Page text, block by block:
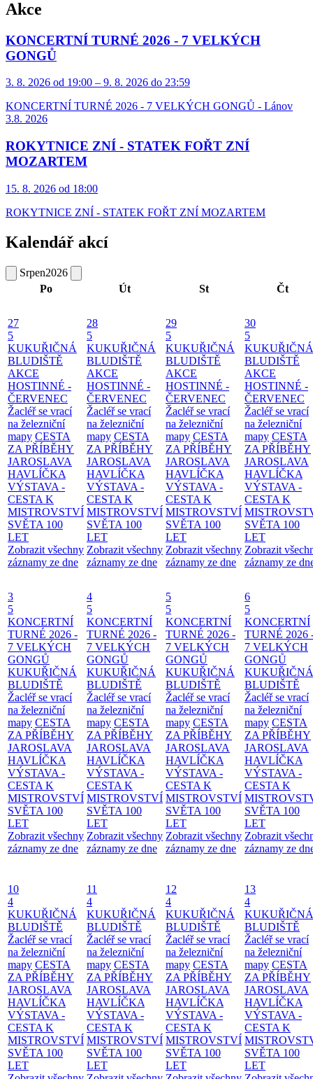
Akce
KONCERTNÍ TURNÉ 2026 - 7 VELKÝCH
GONGŮ
3. 8. 2026 od 19:00 – 9. 8. 2026 do 23:59
KONCERTNÍ TURNÉ 2026 - 7 VELKÝCH GONGŮ - Lánov
3.8. 2026
ROKYTNICE ZNÍ - STATEK FOŘT ZNÍ
MOZARTEM
15. 8. 2026 od 18:00
ROKYTNICE ZNÍ - STATEK FOŘT ZNÍ MOZARTEM
Kalendář akcí
Srpen2026
Po
Út St Čt
27
5
KUKUŘIČNÁ
BLUDIŠTĚ
AKCE
HOSTINNÉ -
ČERVENEC
Žacléř se vrací
na železniční
mapy CESTA
ZA PŘÍBĚHY
JAROSLAVA
HAVLÍČKA
VÝSTAVA -
CESTA K
MISTROVSTVÍ
SVĚTA 100
LET
Zobrazit všechny
záznamy ze dne
28
5
KUKUŘIČNÁ
BLUDIŠTĚ
AKCE
HOSTINNÉ -
ČERVENEC
Žacléř se vrací
na železniční
mapy CESTA
ZA PŘÍBĚHY
JAROSLAVA
HAVLÍČKA
VÝSTAVA -
CESTA K
MISTROVSTVÍ
SVĚTA 100
LET
Zobrazit všechny
záznamy ze dne
29
5
KUKUŘIČNÁ
BLUDIŠTĚ
AKCE
HOSTINNÉ -
ČERVENEC
Žacléř se vrací
na železniční
mapy CESTA
ZA PŘÍBĚHY
JAROSLAVA
HAVLÍČKA
VÝSTAVA -
CESTA K
MISTROVSTVÍ
SVĚTA 100
LET
Zobrazit všechny
záznamy ze dne
30
5
KUKUŘIČNÁ
BLUDIŠTĚ
AKCE
HOSTINNÉ -
ČERVENEC
Žacléř se vrací
na železniční
mapy CESTA
ZA PŘÍBĚHY
JAROSLAVA
HAVLÍČKA
VÝSTAVA -
CESTA K
SVĚTA 100
LET
Zobrazit
záznamy ze
3
5
KONCERTNÍ
TURNÉ 2026 -
7 VELKÝCH
GONGŮ
KUKUŘIČNÁ
BLUDIŠTĚ
Žacléř se vrací
na železniční
mapy CESTA
ZA PŘÍBĚHY
JAROSLAVA
HAVLÍČKA
VÝSTAVA -
CESTA K
MISTROVSTVÍ
SVĚTA 100
LET
Zobrazit všechny
záznamy ze dne
4
5
KONCERTNÍ
TURNÉ 2026 -
7 VELKÝCH
GONGŮ
KUKUŘIČNÁ
BLUDIŠTĚ
Žacléř se vrací
na železniční
mapy CESTA
ZA PŘÍBĚHY
JAROSLAVA
HAVLÍČKA
VÝSTAVA -
CESTA K
MISTROVSTVÍ
SVĚTA 100
LET
Zobrazit všechny
záznamy ze dne
5
5
KONCERTNÍ
TURNÉ 2026 -
7 VELKÝCH
GONGŮ
KUKUŘIČNÁ
BLUDIŠTĚ
Žacléř se vrací
na železniční
mapy CESTA
ZA PŘÍBĚHY
JAROSLAVA
HAVLÍČKA
VÝSTAVA -
CESTA K
MISTROVSTVÍ
SVĚTA 100
LET
Zobrazit všechny
záznamy ze dne
6
5
KONCERTNÍ
TURNÉ 2026
7 VELKÝCH
GONGŮ
KUKUŘIČNÁ
BLUDIŠTĚ
Žacléř se vrací
na železniční
mapy CESTA
ZA PŘÍBĚHY
JAROSLAVA
HAVLÍČKA
VÝSTAVA -
CESTA K
SVĚTA 100
LET
Zobrazit
záznamy ze
10
4
KUKUŘIČNÁ
BLUDIŠTĚ
Žacléř se vrací
na železniční
mapy CESTA
ZA PŘÍBĚHY
JAROSLAVA
HAVLÍČKA
VÝSTAVA -
CESTA K
MISTROVSTVÍ
SVĚTA 100
LET
11
4
KUKUŘIČNÁ
BLUDIŠTĚ
Žacléř se vrací
na železniční
mapy CESTA
ZA PŘÍBĚHY
JAROSLAVA
HAVLÍČKA
VÝSTAVA -
CESTA K
MISTROVSTVÍ
SVĚTA 100
LET
12
4
KUKUŘIČNÁ
BLUDIŠTĚ
Žacléř se vrací
na železniční
mapy CESTA
ZA PŘÍBĚHY
JAROSLAVA
HAVLÍČKA
VÝSTAVA -
CESTA K
MISTROVSTVÍ
SVĚTA 100
LET
13
4
KUKUŘIČNÁ
BLUDIŠTĚ
Žacléř se vrací
na železniční
mapy CESTA
ZA PŘÍBĚHY
JAROSLAVA
HAVLÍČKA
VÝSTAVA -
CESTA K
SVĚTA 100
LET